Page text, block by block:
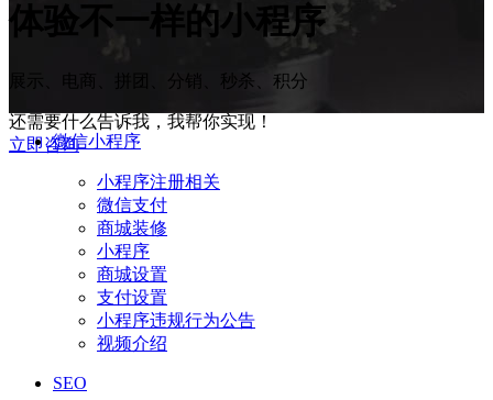
体验 不一样 的小程序
展示、电商、拼团、分销、秒杀、积分
还需要什么告诉我，我帮你实现！
立即咨询微信小程序
小程序注册相关
微信支付
商城装修
小程序
商城设置
支付设置
小程序违规行为公告
视频介绍
SEO